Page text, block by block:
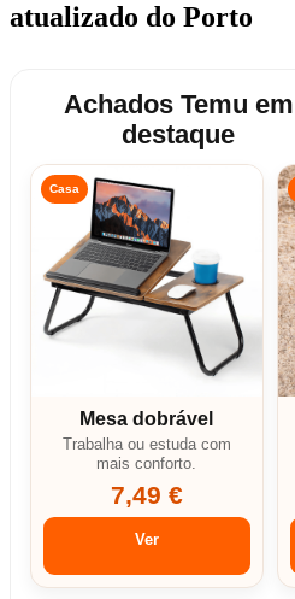
atualizado do Porto
Achados Temu em
destaque
Casa
Mesa dobrável
Trabalha ou estuda com
mais conforto.
7,49 €
Ver